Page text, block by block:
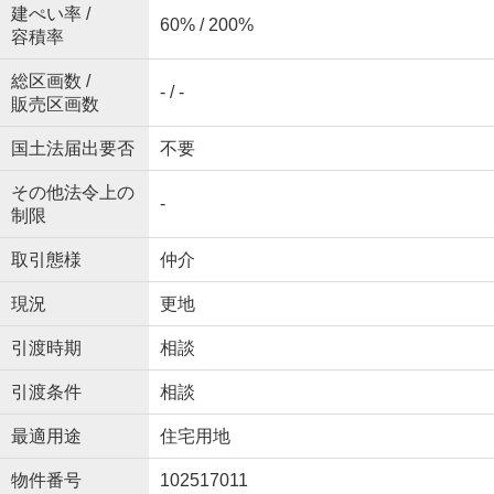
建ぺい率 /
容積率
60% / 200%
総区画数 /
販売区画数
- / -
国土法届出要否 不要
その他法令上の
制限
-
取引態様 仲介
現況 更地
引渡時期 相談
引渡条件 相談
最適用途 住宅用地
物件番号 102517011